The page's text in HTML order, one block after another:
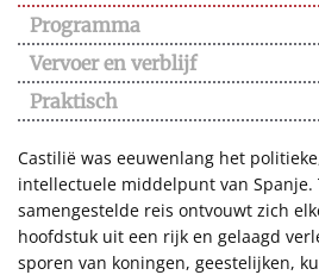
Programma
Vervoer en verblijf
Praktisch
Castilië was eeuwenlang het
intellectuele middelpunt van Spanje.
samengestelde reis ontvouwt zich
hoofdstuk uit een rijk en gelaagd
sporen van koningen, geestelijken,